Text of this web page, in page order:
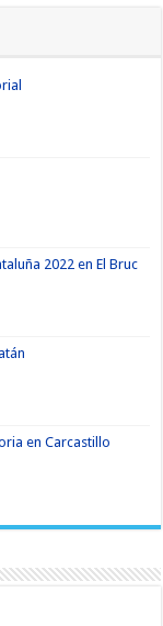
2022 en El Bruc
en Carcastillo